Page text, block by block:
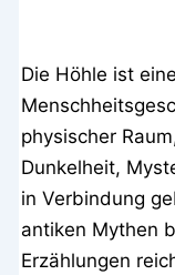
Die Höhle ist
physischer
Dunkelheit,
in Verbindung
antiken Mythen
Erzählungen